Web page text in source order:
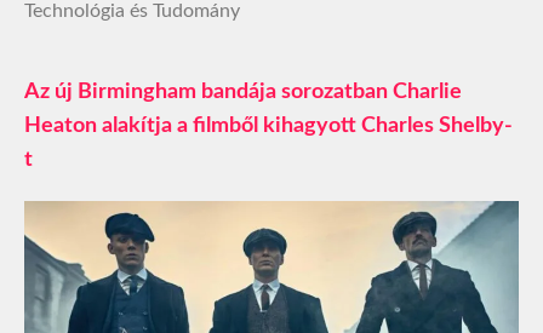
Technológia és Tudomány
Az új Birmingham bandája sorozatban Charlie
Heaton alakítja a filmből kihagyott Charles Shelby-
t